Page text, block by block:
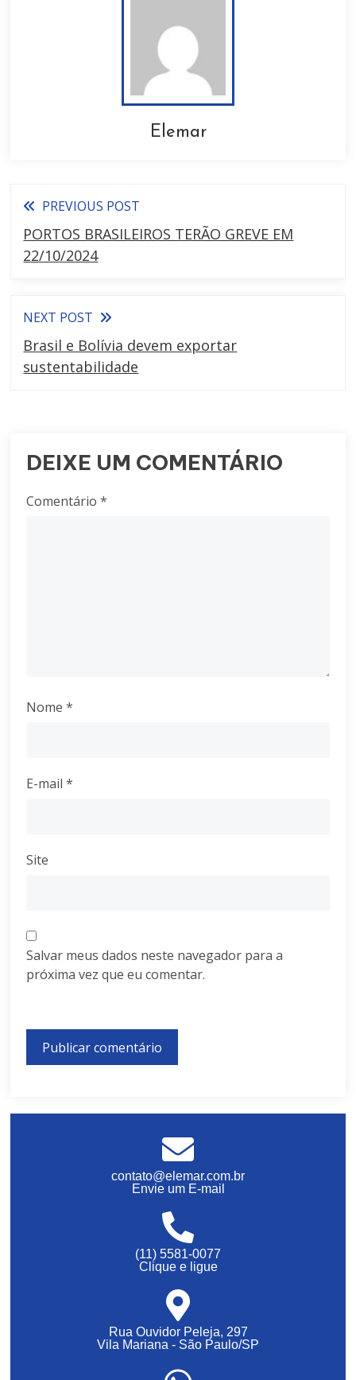
Elemar
PREVIOUS POST
PORTOS BRASILEIROS TERÃO GREVE EM
22/10/2024
NEXT POST
Brasil e Bolívia devem exportar
sustentabilidade
DEIXE UM COMENTÁRIO
Comentário*
Nome*
E-mail*
Site
Salvar meus dados neste navegador para a
próxima vez que eu comentar.
contato@elemar.com.br
Envie um E-mail
(11) 5581-0077
Clique e ligue
Rua Ouvidor Peleja, 297
Vila Mariana - São Paulo/SP